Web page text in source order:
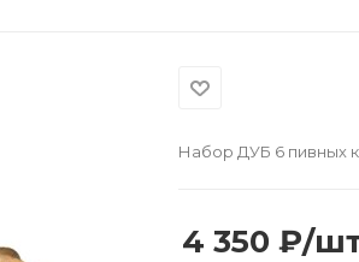
Набор ДУБ 6 пивных
4 350 ₽/